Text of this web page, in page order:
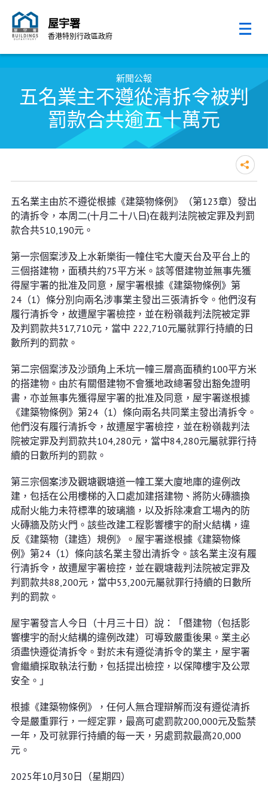
屋宇署
香港特別行政區政府
新聞公報
五名業主不遵從清拆令被判
罰款合共逾五十萬元
五名業主不遵從清拆令被判罰款合
共逾五十萬元
五名業主由於不遵從根據《建築物條例》（第123章）發出
的清拆令，本周二(十月二十八日)在裁判法院被定罪及判罰
款合共510,190元。
第一宗個䅁涉及上水新樂街一幢住宅大廈天台及平台上的
三個搭建物，面積共約75平方米。該等僭建物並無事先獲
得屋宇署的批准及同意，屋宇署根據《建築物條例》第
24（1）條分別向兩名涉事業主發出三張清拆令。他們沒有
履行清拆令，故遭屋宇署檢控，並在粉嶺裁判法院被定罪
及判罰款共317,710元，當中 222,710元屬就罪行持續的日
數所判的罰款。
第二宗個䅁涉及沙頭角上禾坑一幢三層高面積約100平方米
的搭建物。由於有關僭建物不會獲地政總署發出豁免證明
書，亦並無事先獲得屋宇署的批准及同意，屋宇署遂根據
《建築物條例》第24（1）條向兩名共同業主發出清拆令。
他們沒有履行清拆令，故遭屋宇署檢控，並在粉嶺裁判法
院被定罪及判罰款共104,280元，當中84,280元屬就罪行持
續的日數所判的罰款。
第三宗個案涉及觀塘觀塘道一幢工業大廈地庫的違例改
建，包括在公用樓梯的入口處加建搭建物、將防火磚牆換
成耐火能力未符標準的玻璃牆，以及拆除凍倉工場內的防
火磚牆及防火門。該些改建工程影響樓宇的耐火結構，違
反《建築物（建造）規例》。屋宇署遂根據《建築物條
例》第24（1）條向該名業主發出清拆令。該名業主沒有履
行清拆令，故遭屋宇署檢控，並在觀塘裁判法院被定罪及
判罰款共88,200元，當中53,200元屬就罪行持續的日數所
判的罰款。
屋宇署發言人今日（十月三十日）說：「僭建物（包括影
響樓宇的耐火結構的違例改建）可導致嚴重後果。業主必
須盡快遵從清拆令。對於未有遵從清拆令的業主，屋宇署
會繼續採取執法行動，包括提出檢控，以保障樓宇及公眾
安全。」
根據《建築物條例》，任何人無合理辯解而沒有遵從清拆
令是嚴重罪行，一經定罪，最高可處罰款200,000元及監禁
一年，及可就罪行持續的每一天，另處罰款最高20,000
元。
2025年10月30日（星期四）